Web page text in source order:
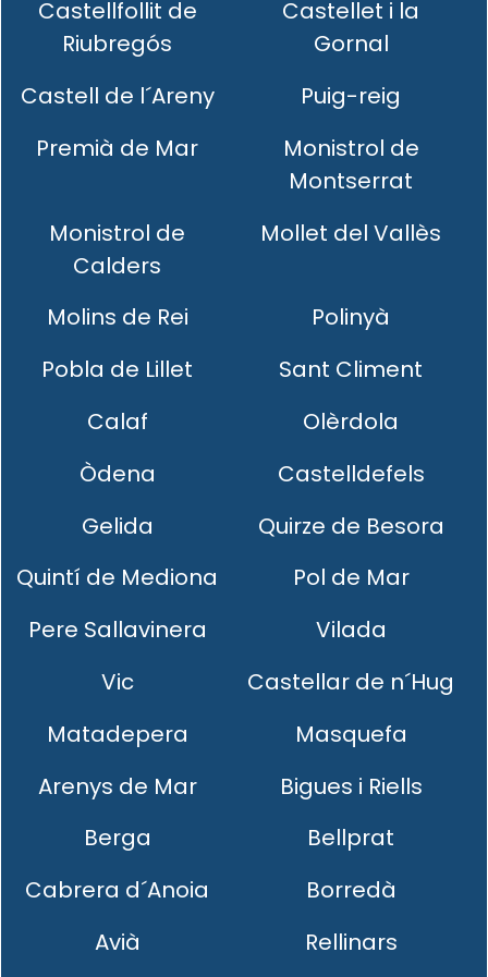
Castellfollit de
Riubregós
Castellet i la
Gornal
Castell de l´Areny
Puig-reig
Premià de Mar
Monistrol de
Montserrat
Monistrol de
Calders
Mollet del Vallès
Molins de Rei
Polinyà
Pobla de Lillet
Sant Climent
Calaf
Olèrdola
Òdena
Castelldefels
Gelida
Quirze de Besora
Quintí de Mediona
Pol de Mar
Pere Sallavinera
Vilada
Vic
Castellar de n´Hug
Matadepera
Masquefa
Arenys de Mar
Bigues i Riells
Berga
Bellprat
Cabrera d´Anoia
Borredà
Avià
Rellinars